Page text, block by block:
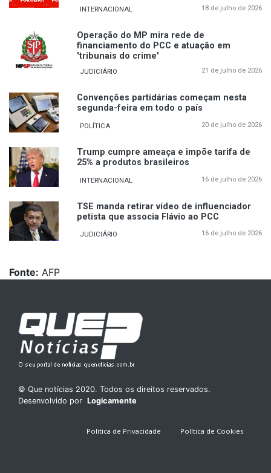
INTERNACIONAL 18 de julho de 2026
Operação do MP mira rede de
financiamento do PCC e atuação em
'tribunais do crime'
JUDICIÁRIO 21 de julho de 2026
Convenções partidárias começam nesta
segunda-feira em todo o país
POLÍTICA 20 de julho de 2026
Trump cumpre ameaça e impõe tarifa de
25% a produtos brasileiros
INTERNACIONAL 16 de julho de 2026
TSE manda retirar vídeo de influenciador
petista que associa Flávio ao PCC
JUDICIÁRIO 16 de julho de 2026
Fonte: AFP
© Que notícias 2020. Todos os direitos reservados.
Desenvolvido por Logicamente
Política de Privacidade Política de Cookies